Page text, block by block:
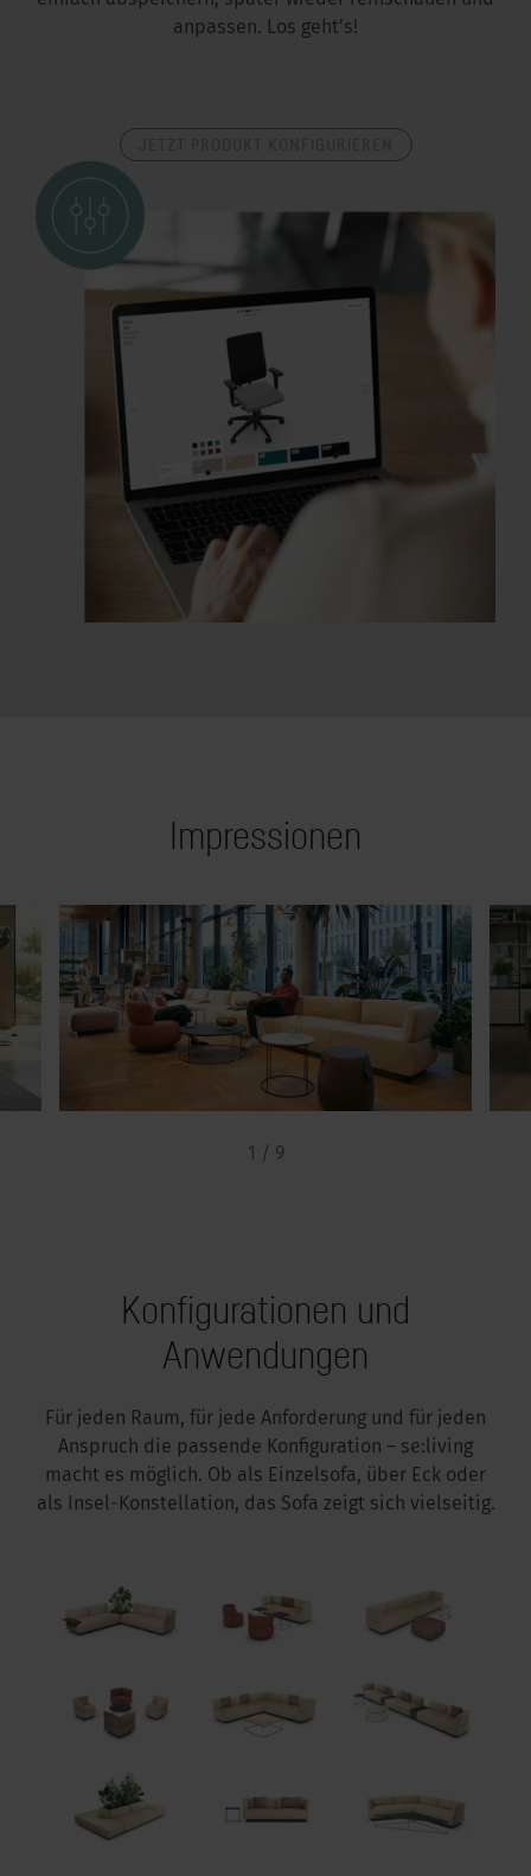
anpassen. Los geht’s!
Impressionen
1 / 9
Konfigurationen und
Anwendungen
Für jeden Raum, für jede Anforderung und für jeden
Anspruch die passende Konfiguration – se:living
macht es möglich. Ob als Einzelsofa, über Eck oder
als Insel-Konstellation, das Sofa zeigt sich vielseitig.